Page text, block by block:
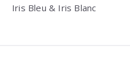
Iris Bleu & Iris Blanc